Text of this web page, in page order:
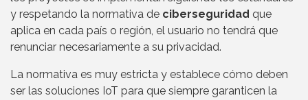
y respetando la normativa de ciberseguridad que
aplica en cada país o región, el usuario no tendrá que
renunciar necesariamente a su privacidad.
La normativa es muy estricta y establece cómo deben
ser las soluciones IoT para que siempre garanticen la